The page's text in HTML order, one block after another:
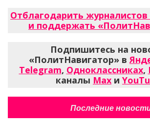
Отблагодарить
и поддержать
Подпишитесь на
«ПолитНавигатор» в
Telegram, Одноклассниках,
каналы Max и
Последние